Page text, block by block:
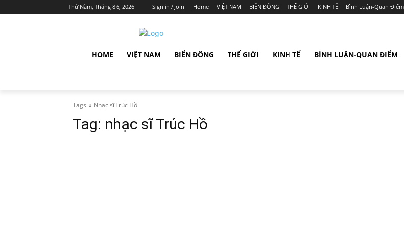
Thứ Năm, Tháng 8 6, 2026 Sign in / Join Home VIỆT NAM BIỂN ĐÔNG THẾ GIỚI KINH TẾ Bình Luận-Quan Điểm
HOME VIỆT NAM BIỂN ĐÔNG THẾ GIỚI KINH TẾ BÌNH LUẬN-QUAN ĐIỂM
Tags Nhạc sĩ Trúc Hồ
Tag: nhạc sĩ Trúc Hồ